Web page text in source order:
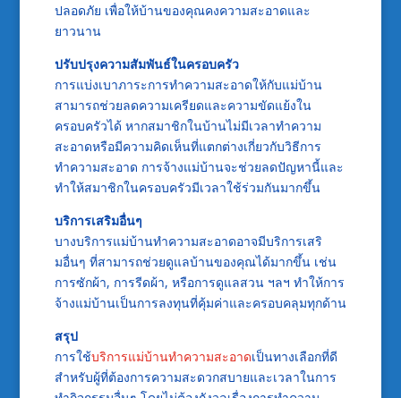
ปลอดภัย เพื่อให้บ้านของคุณคงความสะอาดและ
ยาวนาน
ปรับปรุงความสัมพันธ์ในครอบครัว
การแบ่งเบาภาระการทำความสะอาดให้กับแม่บ้าน
สามารถช่วยลดความเครียดและความขัดแย้งใน
ครอบครัวได้ หากสมาชิกในบ้านไม่มีเวลาทำความ
สะอาดหรือมีความคิดเห็นที่แตกต่างเกี่ยวกับวิธีการ
ทำความสะอาด การจ้างแม่บ้านจะช่วยลดปัญหานี้และ
ทำให้สมาชิกในครอบครัวมีเวลาใช้ร่วมกันมากขึ้น
บริการเสริมอื่นๆ
บางบริการแม่บ้านทำความสะอาดอาจมีบริการเสริ
มอื่นๆ ที่สามารถช่วยดูแลบ้านของคุณได้มากขึ้น เช่น
การซักผ้า, การรีดผ้า, หรือการดูแลสวน ฯลฯ ทำให้การ
จ้างแม่บ้านเป็นการลงทุนที่คุ้มค่าและครอบคลุมทุกด้าน
สรุป
การใช้บริการแม่บ้านทำความสะอาดเป็นทางเลือกที่ดี
สำหรับผู้ที่ต้องการความสะดวกสบายและเวลาในการ